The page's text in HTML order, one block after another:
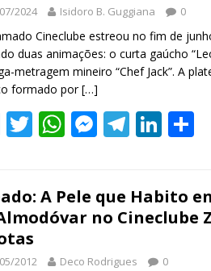
2024 Isidoro B. Guggiana 0
Cineclube estreou no fim de
duas animações: o curta gaúcho
metragem mineiro “Chef Jack”. A
formado por[…]
F
ac
b
o
o
T
w
er
W
h
s
A
p
M
e
e
n
g
T
el
gr
a
m
Li
n
e
dI
n
e
A Pele que Habito
no Cineclube
2012 Deco Rodrigues 0